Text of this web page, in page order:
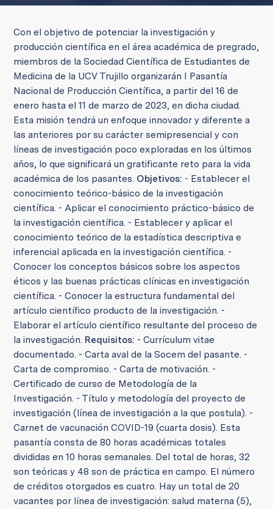
Con el objetivo de potenciar la investigación y
producción científica en el área académica de pregrado,
miembros de la Sociedad Científica de Estudiantes de
Medicina de la UCV Trujillo organizarán I Pasantía
Nacional de Producción Científica, a partir del 16 de
enero hasta el 11 de marzo de 2023, en dicha ciudad.
Esta misión tendrá un enfoque innovador y diferente a
las anteriores por su carácter semipresencial y con
líneas de investigación poco exploradas en los últimos
años, lo que significará un gratificante reto para la vida
académica de los pasantes. Objetivos: - Establecer el
conocimiento teórico-básico de la investigación
científica. - Aplicar el conocimiento práctico-básico de
la investigación científica. - Establecer y aplicar el
conocimiento teórico de la estadística descriptiva e
inferencial aplicada en la investigación científica. -
Conocer los conceptos básicos sobre los aspectos
éticos y las buenas prácticas clínicas en investigación
científica. - Conocer la estructura fundamental del
artículo científico producto de la investigación. -
Elaborar el artículo científico resultante del proceso de
la investigación. Requisitos: - Currículum vitae
documentado. - Carta aval de la Socem del pasante. -
Carta de compromiso. - Carta de motivación. -
Certificado de curso de Metodología de la
Investigación. - Título y metodología del proyecto de
investigación (línea de investigación a la que postula). -
Carnet de vacunación COVID-19 (cuarta dosis). Esta
pasantía consta de 80 horas académicas totales
divididas en 10 horas semanales. Del total de horas, 32
son teóricas y 48 son de práctica en campo. El número
de créditos otorgados es cuatro. Hay un total de 20
vacantes por línea de investigación: salud materna (5),